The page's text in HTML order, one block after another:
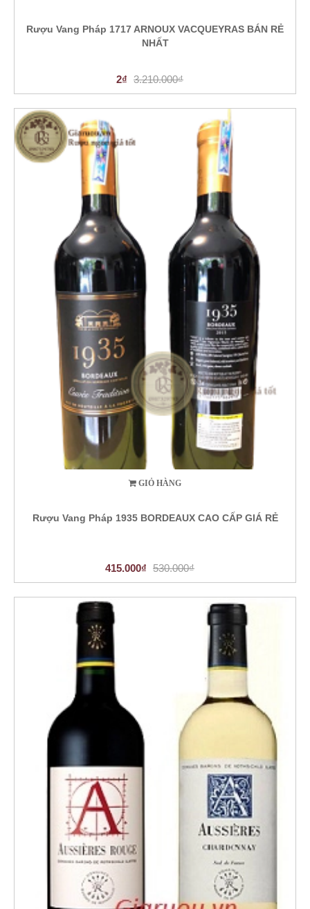
Rượu Vang Pháp 1717 ARNOUX VACQUEYRAS BÁN RẺ
NHẤT
2₫ 3.210.000₫
GIỎ HÀNG
Rượu Vang Pháp 1935 BORDEAUX CAO CẤP GIÁ RẺ
415.000₫ 530.000₫